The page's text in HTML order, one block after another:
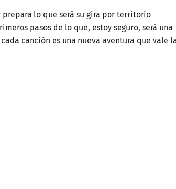
lo que será su gira por territorio
pasos de lo que, estoy seguro, será una
canción es una nueva aventura que vale